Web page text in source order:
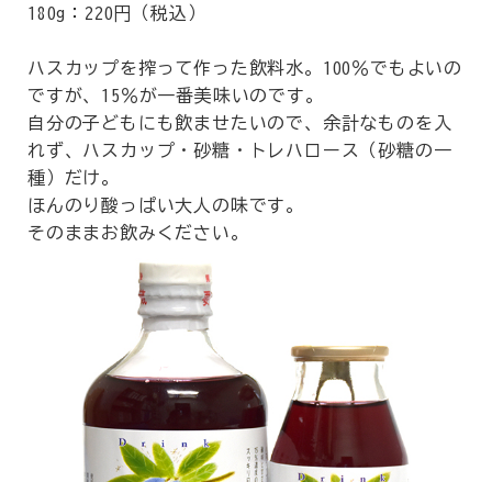
180g：220円（税込）
ハスカップを搾って作った飲料水。100％でもよいの
ですが、15％が一番美味いのです。
自分の子どもにも飲ませたいので、余計なものを入
れず、ハスカップ・砂糖・トレハロース（砂糖の一
種）だけ。
ほんのり酸っぱい大人の味です。
そのままお飲みください。